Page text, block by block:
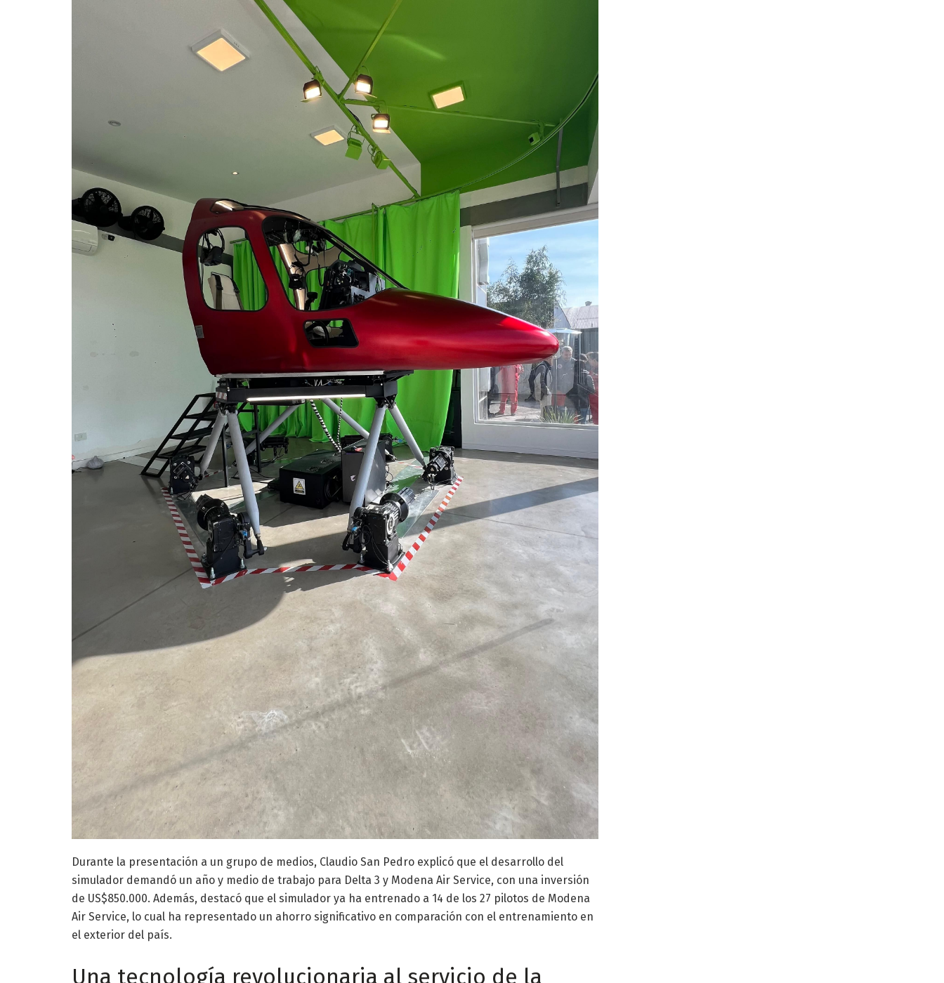
Durante la presentación a un grupo de medios, Claudio San Pedro explicó que el desarrollo del
simulador demandó un año y medio de trabajo para Delta 3 y Modena Air Service, con una inversión
de US$850.000. Además, destacó que el simulador ya ha entrenado a 14 de los 27 pilotos de Modena
Air Service, lo cual ha representado un ahorro significativo en comparación con el entrenamiento en
el exterior del país.
Una tecnología revolucionaria al servicio de la